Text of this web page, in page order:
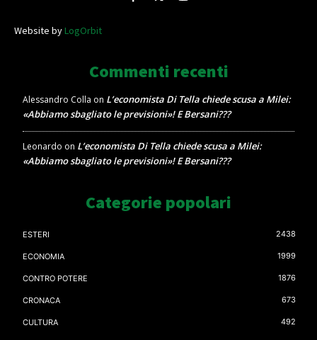
Website byLogOrbit
Commenti recenti
Alessandro Colla on L’economista Di Tella chiede scusa a Milei:
«Abbiamo sbagliato le previsioni»! E Bersani???
Leonardo on L’economista Di Tella chiede scusa a Milei:
«Abbiamo sbagliato le previsioni»! E Bersani???
Categorie popolari
ESTERI 2438
ECONOMIA 1999
CONTRO POTERE 1876
CRONACA 673
CULTURA 492